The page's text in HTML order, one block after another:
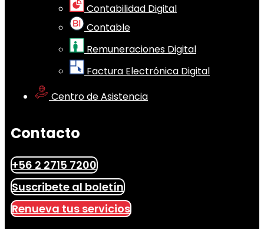
Contabilidad Digital
Contable
Remuneraciones Digital
Factura Electrónica Digital
Centro de Asistencia
Contacto
+56 2 2715 7200
Suscribete al boletín
Renueva tus servicios